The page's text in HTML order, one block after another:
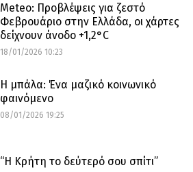
Meteo: Προβλέψεις για ζεστό
Φεβρουάριο στην Ελλάδα, οι χάρτες
δείχνουν άνοδο +1,2°C
18/01/2026 10:23
Η μπάλα: Ένα μαζικό κοινωνικό
φαινόμενο
08/01/2026 19:25
“Η Κρήτη το δεύτερό σου σπίτι”